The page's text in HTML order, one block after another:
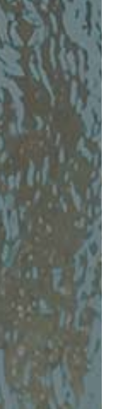
Nuoto
Foro Italico
Ostia
Pietralata
- Valco San Paolo
Pedersoli"
Scandone"
Torino
Bianchi"
Castagnetti"